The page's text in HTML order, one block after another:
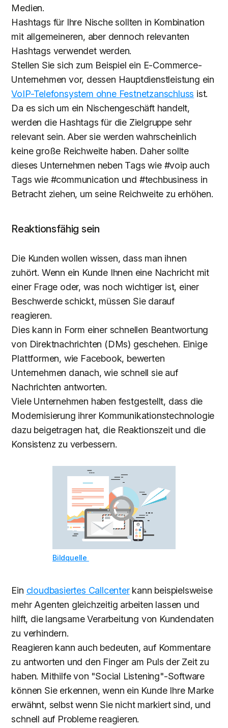
Medien.
Hashtags für Ihre Nische sollten in Kombination
mit allgemeineren, aber dennoch relevanten
Hashtags verwendet werden.
Stellen Sie sich zum Beispiel ein E-Commerce-
Unternehmen vor, dessen Hauptdienstleistung ein
VoIP-Telefonsystem ohne Festnetzanschluss ist.
Da es sich um ein Nischengeschäft handelt,
werden die Hashtags für die Zielgruppe sehr
relevant sein. Aber sie werden wahrscheinlich
keine große Reichweite haben. Daher sollte
dieses Unternehmen neben Tags wie #voip auch
Tags wie #communication und #techbusiness in
Betracht ziehen, um seine Reichweite zu erhöhen.
Reaktionsfähig sein
Die Kunden wollen wissen, dass man ihnen
zuhört. Wenn ein Kunde Ihnen eine Nachricht mit
einer Frage oder, was noch wichtiger ist, einer
Beschwerde schickt, müssen Sie darauf
reagieren.
Dies kann in Form einer schnellen Beantwortung
von Direktnachrichten (DMs) geschehen. Einige
Plattformen, wie Facebook, bewerten
Unternehmen danach, wie schnell sie auf
Nachrichten antworten.
Viele Unternehmen haben festgestellt, dass die
Modernisierung ihrer Kommunikationstechnologie
dazu beigetragen hat, die Reaktionszeit und die
Konsistenz zu verbessern.
Bildquelle
Ein cloudbasiertes Callcenterkann beispielsweise
mehr Agenten gleichzeitig arbeiten lassen und
hilft, die langsame Verarbeitung von Kundendaten
zu verhindern.
Reagieren kann auch bedeuten, auf Kommentare
zu antworten und den Finger am Puls der Zeit zu
haben. Mithilfe von "Social Listening"-Software
können Sie erkennen, wenn ein Kunde Ihre Marke
erwähnt, selbst wenn Sie nicht markiert sind, und
schnell auf Probleme reagieren.